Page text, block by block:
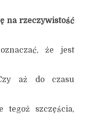
na rzeczywistość
że jest
aż do czasu
tegoż szczęścia,